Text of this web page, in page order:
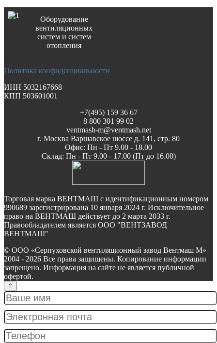
Оборудование
вентиляционных
систем и систем
отопления
Политика конфиденциальности
ИНН 5032167668
КПП 503601001
+7(495) 159 36 67
8 800 301 99 02
ventmash-m@ventmash.net
г. Москва Варшавское шоссе д. 141, стр. 80
Офис: Пн - Пт 9.00 - 18.00
Склад: Пн - Пт 9.00 - 17.00 (Пт до 16.00)
Торговая марка ВЕНТМАШ с идентификационным номером
990689 зарегистрирована 10 января 2024 г. Исключительное
право на ВЕНТМАШ действует до 2 марта 2033 г.
Правообладателем является ООО "ВЕНТЗАВОД
ВЕНТМАШ"
© ООО «Серпуховской вентиляционный завод Вентмаш М»
2004 - 2026 Все права защищены. Копирование информации
запрещено. Информация на сайте не является публичной
офертой.